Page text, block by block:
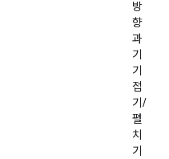
방
향
과
기
기
접
기/
펼
치
기